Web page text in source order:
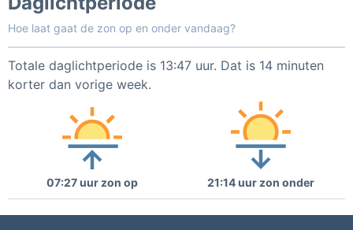
Hoe laat gaat de zon op en onder vandaag?
Totale daglichtperiode is 13:47 uur. Dat is 14 minuten
korter dan vorige week.
07:27 uur zon op 21:14 uur zon onder